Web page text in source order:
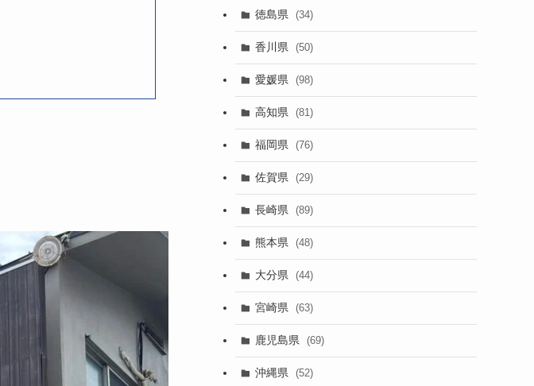
徳島県 (34)
香川県 (50)
愛媛県 (98)
高知県 (81)
福岡県 (76)
佐賀県 (29)
長崎県 (89)
熊本県 (48)
大分県 (44)
宮崎県 (63)
鹿児島県 (69)
沖縄県 (52)